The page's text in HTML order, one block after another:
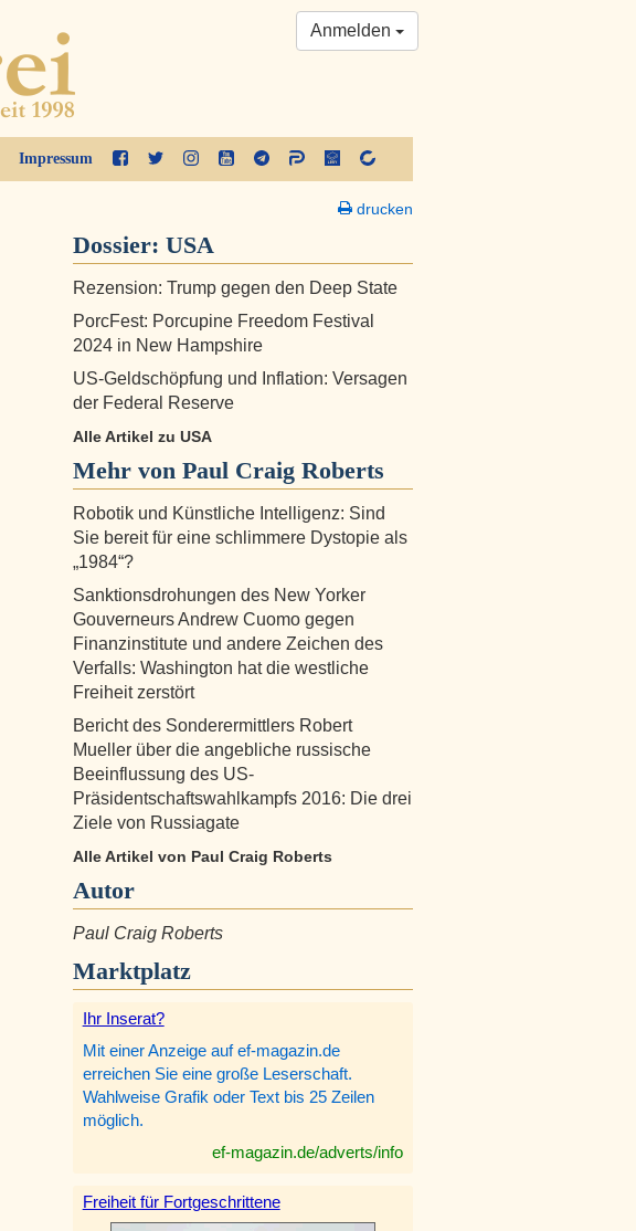
Impressum
Anmelden
drucken
Dossier: USA
Rezension: Trump gegen den Deep State
PorcFest: Porcupine Freedom Festival
2024 in New Hampshire
US-Geldschöpfung und Inflation: Versagen
der Federal Reserve
Alle Artikel zu USA
Mehr von Paul Craig Roberts
Robotik und Künstliche Intelligenz: Sind
Sie bereit für eine schlimmere Dystopie als
„1984“?
Sanktionsdrohungen des New Yorker
Gouverneurs Andrew Cuomo gegen
Finanzinstitute und andere Zeichen des
Verfalls: Washington hat die westliche
Freiheit zerstört
Bericht des Sonderermittlers Robert
Mueller über die angebliche russische
Beeinflussung des US-
Präsidentschaftswahlkampfs 2016: Die drei
Ziele von Russiagate
Alle Artikel von Paul Craig Roberts
Autor
Paul Craig Roberts
Marktplatz
Ihr Inserat?
Mit einer Anzeige auf ef-magazin.de
erreichen Sie eine große Leserschaft.
Wahlweise Grafik oder Text bis 25 Zeilen
möglich.
ef-magazin.de/adverts/info
Freiheit für Fortgeschrittene